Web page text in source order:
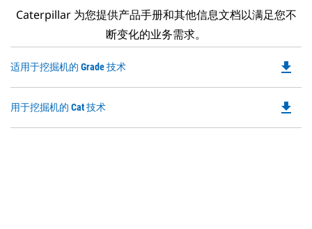
Caterpillar 为您提供产品手册和其他信息文档以满足您不
断变化的业务需求。
适用于挖掘机的 Grade 技术
a
file_download
用于挖掘机的 Cat 技术 file_download